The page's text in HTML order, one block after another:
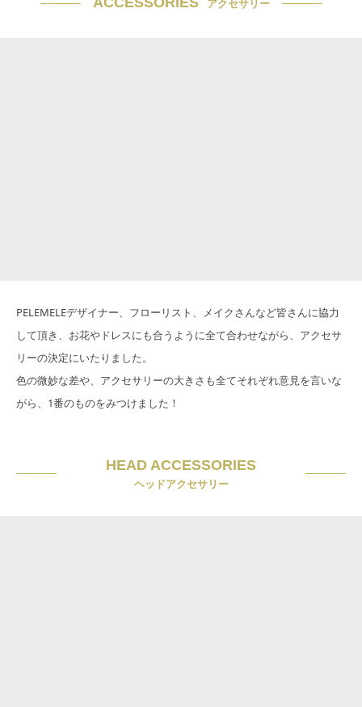
アクセサリー
PELEMELEデザイナー、フローリスト、メイクさんなど皆さんに協力
して頂き、お花やドレスにも合うように全て合わせながら、アクセサ
リーの決定にいたりました。
色の微妙な差や、アクセサリーの大きさも全てそれぞれ意見を言いな
がら、1番のものをみつけました！
HEAD ACCESSORIES
ヘッドアクセサリー